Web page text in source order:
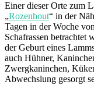
Einer dieser Orte zum
„Rozenhout“ in der
Tagen in der Woche
Schafrassen
der Geburt eines
auch Hühner,
Zwergkaninchen,
Abwechslung gesorgt